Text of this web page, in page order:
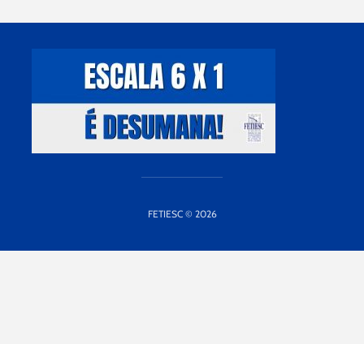
FETIESC © 2026